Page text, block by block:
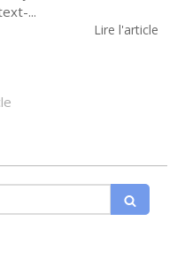
...
Lire l'article